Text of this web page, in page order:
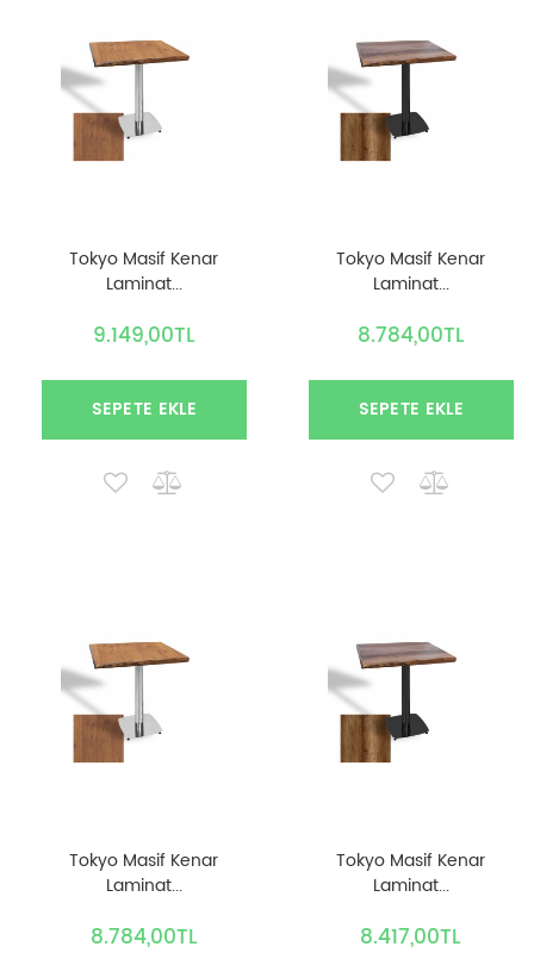
Tokyo Masif Kenar
Laminat...
9.149,00TL
SEPETE EKLE
Tokyo Masif Kenar
Laminat...
8.784,00TL
SEPETE EKLE
Tokyo Masif Kenar
Laminat...
8.784,00TL
Tokyo Masif Kenar
Laminat...
8.417,00TL